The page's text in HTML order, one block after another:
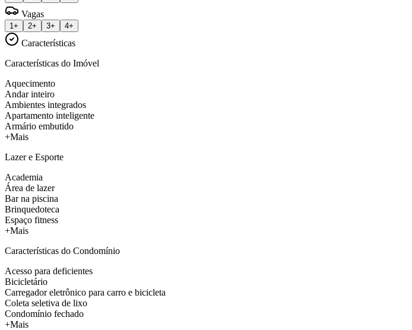
Vagas
1+ 2+ 3+ 4+
Características
Características do Imóvel
Aquecimento
Andar inteiro
Ambientes integrados
Apartamento inteligente
Armário embutido
+Mais
Lazer e Esporte
Academia
Área de lazer
Bar na piscina
Brinquedoteca
Espaço fitness
+Mais
Características do Condomínio
Acesso para deficientes
Bicicletário
Carregador eletrônico para carro e bicicleta
Coleta seletiva de lixo
Condomínio fechado
+Mais